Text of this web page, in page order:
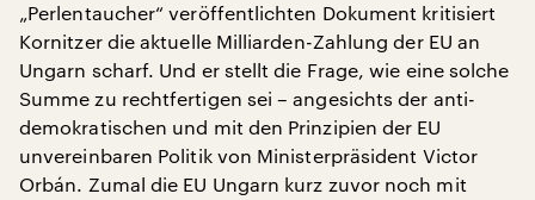
„Perlentaucher“ veröffentlichten Dokument kritisiert
Kornitzer die aktuelle Milliarden-Zahlung der EU an
Ungarn scharf. Und er stellt die Frage, wie eine solche
Summe zu rechtfertigen sei – angesichts der anti-
demokratischen und mit den Prinzipien der EU
unvereinbaren Politik von Ministerpräsident Victor
Orbán. Zumal die EU Ungarn kurz zuvor noch mit